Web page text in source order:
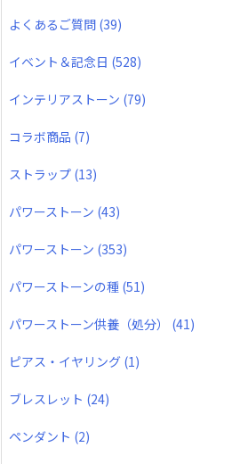
よくあるご質問 (39)
イベント＆記念日 (528)
インテリアストーン (79)
コラボ商品 (7)
ストラップ (13)
パワーストーン (43)
パワーストーン (353)
パワーストーンの種 (51)
パワーストーン供養（処分） (41)
ピアス・イヤリング (1)
ブレスレット (24)
ペンダント (2)